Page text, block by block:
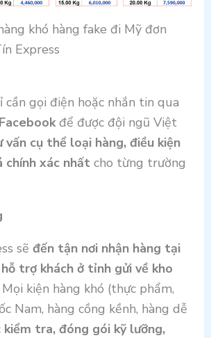
khó hàng fake đi Mỹ đơn
Express
cần gọi điện hoặc nhắn tin qua
để được đội ngũ Việt
vấn cụ thể loại hàng, điều kiện
chính xác nhấtcho từng trường
sẽ đến tận nơi nhận hàng tại
trợ khách ở tỉnh gửi về kho
Mọi kiện hàng khó (thực phẩm,
Nam, hàng cồng kềnh, hàng dễ
kiểm tra, đóng gói kỹ lưỡng,